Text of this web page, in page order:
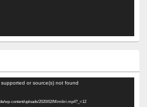
or source(s) not found
wp-content/uploads/2020/02/Mimikri.mp4?_=12